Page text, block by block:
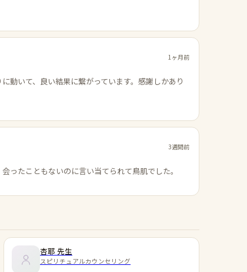
1ヶ月前
動いて、良い結果に繋がっています。感謝しかあり
3週間前
ったこともないのに言い当てられて鳥肌でした。
杏耶 先生
スピリチュアルカウンセリング